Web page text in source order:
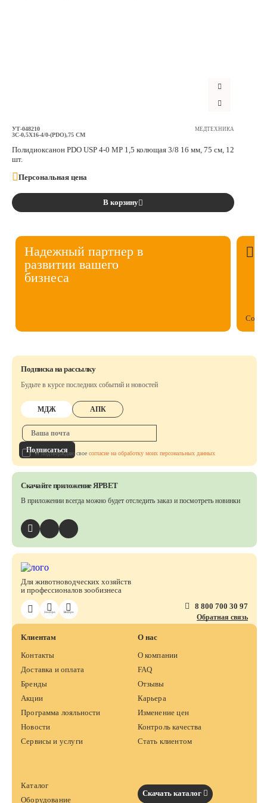
УТ-048210
3C-0,5X16-4/0-(PDO),75 СМ
МЕДТЕХНИКА
Полидиоксанон PDO USP 4-0 MР 1,5 колющая 3/8 16 мм, 75 см, 12
шт.
Персональная цена
В корзину
Надежный партнер в
развитии вашего
бизнеса
ЗооПро ВетПро
Для животноводческих хозяйств
и профессионалов зообизнеса
8 800 700 30 97
Обратная связь
Клиентам
Контакты
Доставка и оплата
Бренды
Акции
Программа лояльности
Новости
Сервисы и услуги
О нас
О компании
FAQ
Отзывы
Карьера
Изменение цен
Контроль качества
Стать клиентом
Каталог
Оборудование
Скачать каталог
Подписка на рассылку
Будьте в курсе последних событий и новостей
МДЖ АПК
Подписаться
Я подтверждаю свое согласие на обработку моих персональных данных
Скачайте приложение ЯРВЕТ
В приложении всегда можно будет отследить заказ и посмотреть новинки